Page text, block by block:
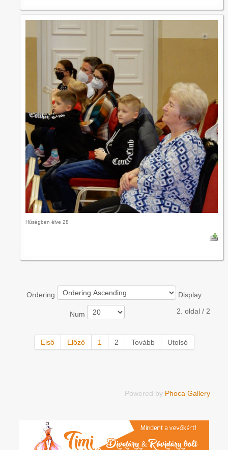
Hűségben élve 28
Ordering Display
Num 2. oldal / 2
Első Előző 1 2 Tovább Utolsó
Powered by Phoca Gallery